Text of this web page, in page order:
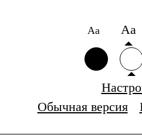
Аа Аа
Обычная версия